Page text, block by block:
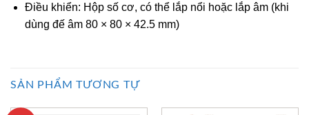
Điều khiển: Hộp số cơ, có thể lắp nổi hoặc lắp âm (khi
dùng đế âm 80 × 80 × 42.5 mm)
SẢN PHẨM TƯƠNG TỰ